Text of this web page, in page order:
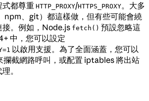
式都尊重 HTTP_PROXY/HTTPS_PROXY。大多
npm、git）都這樣做，但有些可能會繞
接。例如，Node.js fetch() 預設忽略這
中，您可以設定
以啟用支援。為了全面涵蓋，您可以
攔截網路呼叫，或配置 iptables 將出站
。